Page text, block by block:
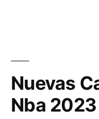
Nuevas
Nba